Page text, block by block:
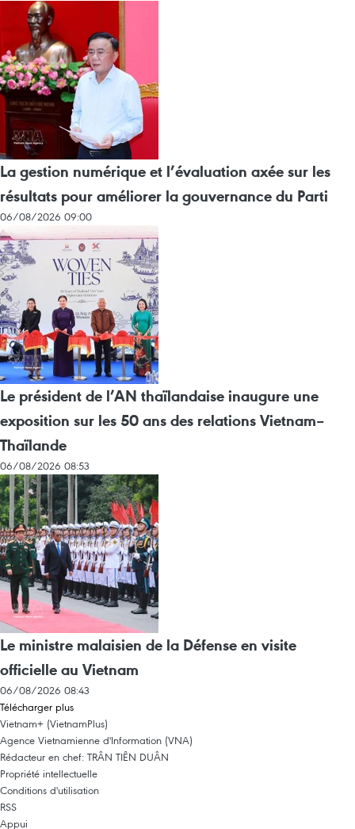
La gestion numérique et l’évaluation axée sur les
résultats pour améliorer la gouvernance du Parti
06/08/2026 09:00
Le président de l’AN thaïlandaise inaugure une
exposition sur les 50 ans des relations Vietnam–
Thaïlande
06/08/2026 08:53
Le ministre malaisien de la Défense en visite
officielle au Vietnam
06/08/2026 08:43
Télécharger plus
Vietnam+ (VietnamPlus)
Agence Vietnamienne d'Information (VNA)
Rédacteur en chef: TRÂN TIÊN DUÂN
Propriété intellectuelle
Conditions d'utilisation
RSS
Appui